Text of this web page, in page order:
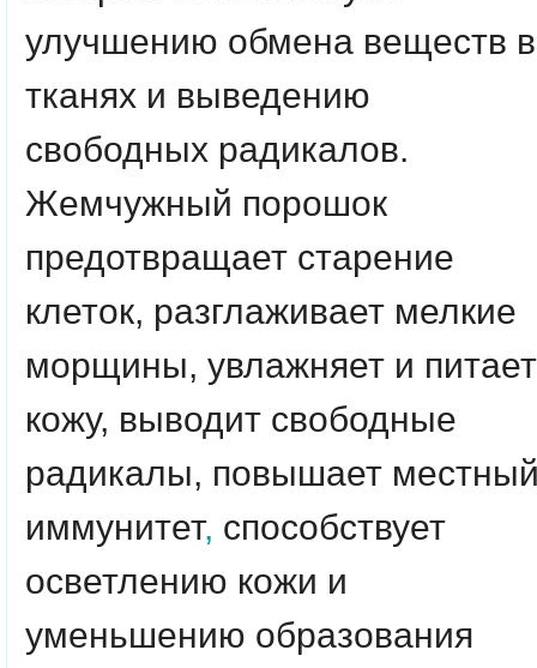
улучшению обмена веществ в
тканях и выведению
свободных радикалов.
Жемчужный порошок
предотвращает старение
клеток, разглаживает мелкие
морщины, увлажняет и питает
кожу, выводит свободные
радикалы, повышает
иммунитет, способствует
осветлению кожи и
уменьшению образования